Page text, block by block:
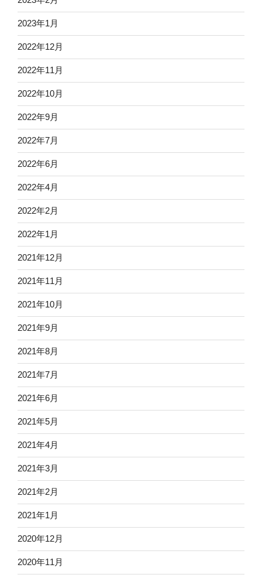
2023年1月
2022年12月
2022年11月
2022年10月
2022年9月
2022年7月
2022年6月
2022年4月
2022年2月
2022年1月
2021年12月
2021年11月
2021年10月
2021年9月
2021年8月
2021年7月
2021年6月
2021年5月
2021年4月
2021年3月
2021年2月
2021年1月
2020年12月
2020年11月